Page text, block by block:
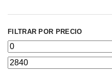
FILTRAR POR PRECIO